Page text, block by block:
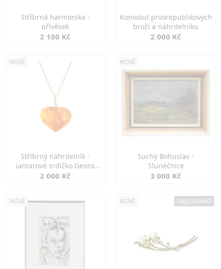
Stříbrná harmonika -
přívěsek
2 100 Kč
Konvolut prvorepublikových
broží a náhrdelníku
2 000 Kč
NOVÉ
Stříbrný náhrdelník -
jantarové srdíčko Georg
Kramer
2 000 Kč
NOVÉ
Suchý Bohuslav -
Slunečnice
3 000 Kč
NOVÉ NOVÉ OBJEDNÁNO